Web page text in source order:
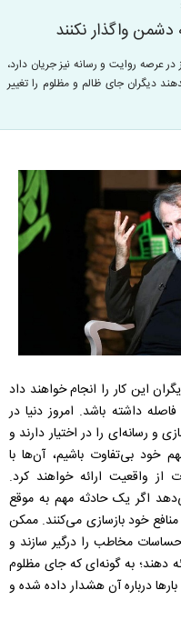
دشمن واگذار نکنند
در عرصه روایت و رسانه نیز جریان دارد،
دیگران جای ظالم و مظلوم را تغییر
این کار را انجام خواهند داد
داشته باشد. امروز دنیا در
و رسانه‌ای را در اختیار دارند و
بی‌تفاوت باشیم، آن‌ها با
از واقعیت ارائه خواهند کرد.
اگر یک حادثه مهم به موقع
خود بازسازی می‌کنند. ممکن
مخاطب را درگیر سازند و
دهند؛ به گونه‌ای که جای مظلوم
درباره آن هشدار داده شده و